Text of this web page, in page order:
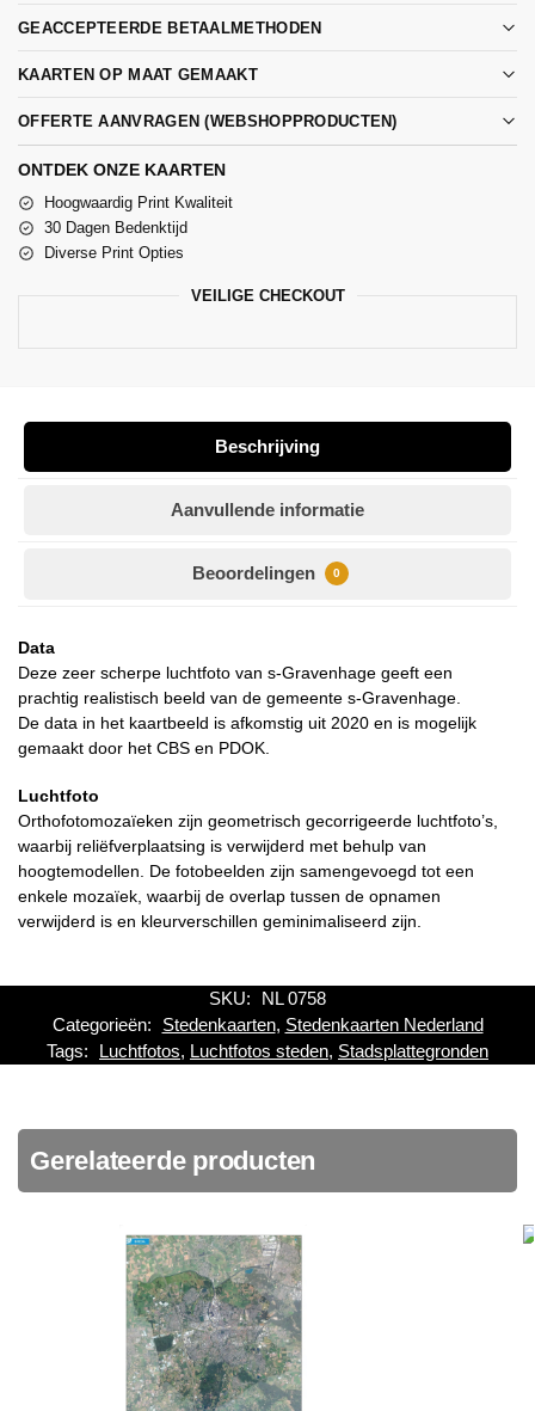
GEACCEPTEERDE BETAALMETHODEN
KAARTEN OP MAAT GEMAAKT
OFFERTE AANVRAGEN (WEBSHOPPRODUCTEN)
ONTDEK ONZE KAARTEN
Hoogwaardig Print Kwaliteit
30 Dagen Bedenktijd
Diverse Print Opties
VEILIGE CHECKOUT
Beschrijving
Aanvullende informatie
Beoordelingen 0
Data
Deze zeer scherpe luchtfoto van s-Gravenhage geeft een
prachtig realistisch beeld van de gemeente s-Gravenhage.
De data in het kaartbeeld is afkomstig uit 2020 en is mogelijk
gemaakt door het CBS en PDOK.
Luchtfoto
Orthofotomozaïeken zijn geometrisch gecorrigeerde luchtfoto’s,
waarbij reliëfverplaatsing is verwijderd met behulp van
hoogtemodellen. De fotobeelden zijn samengevoegd tot een
enkele mozaïek, waarbij de overlap tussen de opnamen
verwijderd is en kleurverschillen geminimaliseerd zijn.
SKU:
NL 0758
Categorieën:
Stedenkaarten, Stedenkaarten Nederland
Tags:
Luchtfotos, Luchtfotos steden, Stadsplattegronden
Gerelateerde producten